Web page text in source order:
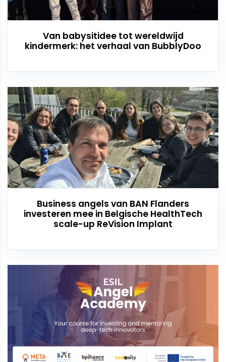
Van babysitidee tot wereldwijd
kindermerk: het verhaal van BubblyDoo
Business angels van BAN Flanders
investeren mee in Belgische HealthTech
scale-up ReVision Implant